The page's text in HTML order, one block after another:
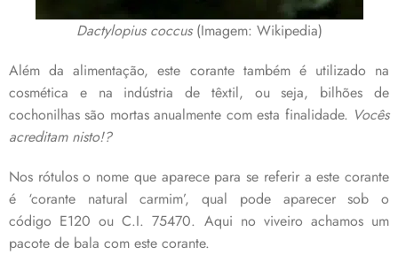
Dactylopius coccus(Imagem: Wikipedia)
Além da alimentação, este corante também é utilizado na
cosmética e na indústria de têxtil, ou seja, bilhões de
cochonilhas são mortas anualmente com esta finalidade. Vocês
acreditam nisto!?
Nos rótulos o nome que aparece para se referir a este corante
é ‘corante natural carmim’, qual pode aparecer sob o
código E120 ou C.I. 75470. Aqui no viveiro achamos um
pacote de bala com este corante.